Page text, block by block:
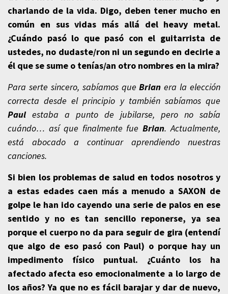
charlando de la vida. Digo, deben tener mucho en
común en sus vidas más allá del heavy metal.
¿Cuándo pasó lo que pasó con el guitarrista de
ustedes, no dudaste/ron ni un segundo en decirle a
él que se sume o tenías/an otro nombres en la mira?
Para serte sincero, sabíamos queBrian era la elección
correcta desde el principio y también sabíamos que
Paulestaba a punto de jubilarse, pero no sabía
cuándo… así que finalmente fueBrian. Actualmente,
está abocado a continuar aprendiendo nuestras
canciones.
Si bien los problemas de salud en todos nosotros y
a estas edades caen más a menudo a SAXON de
golpe le han ido cayendo una serie de palos en ese
sentido y no es tan sencillo reponerse, ya sea
porque el cuerpo no da para seguir de gira (entendí
que algo de eso pasó con Paul) o porque hay un
impedimento físico puntual. ¿Cuánto los ha
afectado afecta eso emocionalmente a lo largo de
los años? Ya que no es fácil barajar y dar de nuevo,